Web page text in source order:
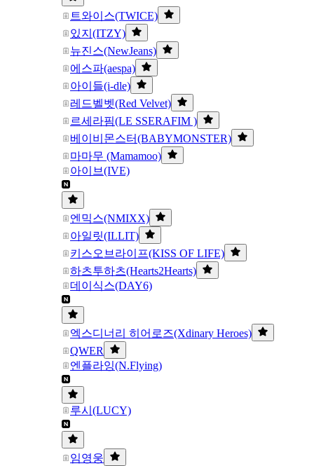
트와이스(TWICE)
있지(ITZY)
뉴진스(NewJeans)
에스파(aespa)
아이들(i-dle)
레드벨벳(Red Velvet)
르세라핌(LE SSERAFIM )
베이비몬스터(BABYMONSTER)
마마무 (Mamamoo)
아이브(IVE)
엔믹스(NMIXX)
아일릿(ILLIT)
키스오브라이프(KISS OF LIFE)
하츠투하츠(Hearts2Hearts)
데이식스(DAY6)
엑스디너리 히어로즈(Xdinary Heroes)
QWER
엔플라잉(N.Flying)
루시(LUCY)
임영웅